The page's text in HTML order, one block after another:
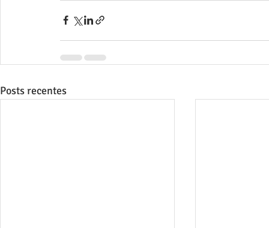
Posts recentes